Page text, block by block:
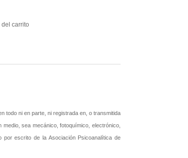
carrito
todo ni en parte, ni registrada en, o transmitida
sea mecánico, fotoquímico, electrónico,
por escrito de la Asociación Psicoanalítica de